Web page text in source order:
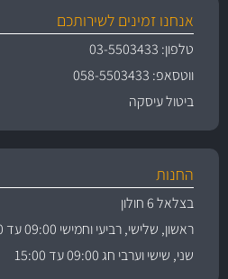
אנחנו זמינים לשירותכם
טלפון: 03-5503433
ווטסאפ: 058-5503433
ביטול עיסקה
החנות
בצלאל 6 חולון
ראשון, שלישי, רביעי וחמישי 09:00 עד 18:00
שני, שישי וערבי חג 09:00 עד 15:00